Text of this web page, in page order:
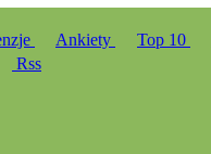
Ankiety Top 10
Rss